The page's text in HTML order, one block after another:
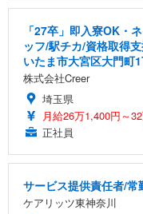
「27卒」即入寮OK・
ッフ/駅チカ/資格取得
いたま市大宮区大門町
株式会社Creer
埼玉県
月給26万1,400円～
正社員
サービス提供責任者/常
ケアリッツ東神奈川